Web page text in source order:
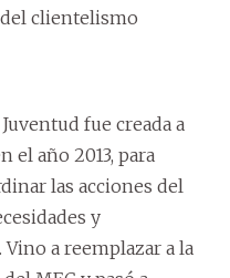
clientelismo
fue creada a
el año 2013, para
las acciones del
y
a reemplazar a la